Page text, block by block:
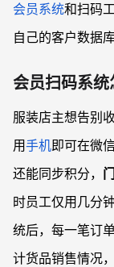
会员系统和扫码
自己的客户数据
会员扫码系统
服装店主想告别
用手机即可在微
还能同步积分，
时员工仅用几分
统后，每一笔订
计货品销售情况